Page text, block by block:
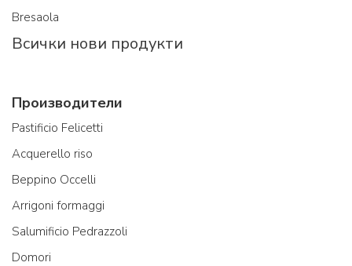
Bresaola
Всички нови продукти
Производители
Pastificio Felicetti
Acquerello riso
Beppino Occelli
Arrigoni formaggi
Salumificio Pedrazzoli
Domori